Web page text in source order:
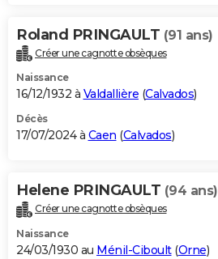
Roland PRINGAULT (91 ans)
Créer une cagnotte obsèques
Naissance
16/12/1932 à Valdallière (Calvados)
Décès
17/07/2024 à Caen (Calvados)
Helene PRINGAULT (94 ans)
Créer une cagnotte obsèques
Naissance
24/03/1930 au Ménil-Ciboult(Orne)